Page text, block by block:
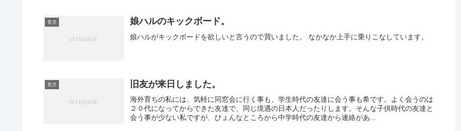
育児 娘ハルのキックボード。
娘ハルがキックボードを欲しいと言うので買いました。 なかなか上手に乗りこなしています。
育児 旧友が来日しました。
海外育ちの私には、気軽に同窓会に行く事も、学生時代の友達に会う事も希です。よく会うのは
２０代になってからできた友達で、同じ境遇の日本人だったりします。そんな子供時代の友達と
会う事が少ない私ですが、ひょんなところから中学時代の友達から連絡があ...